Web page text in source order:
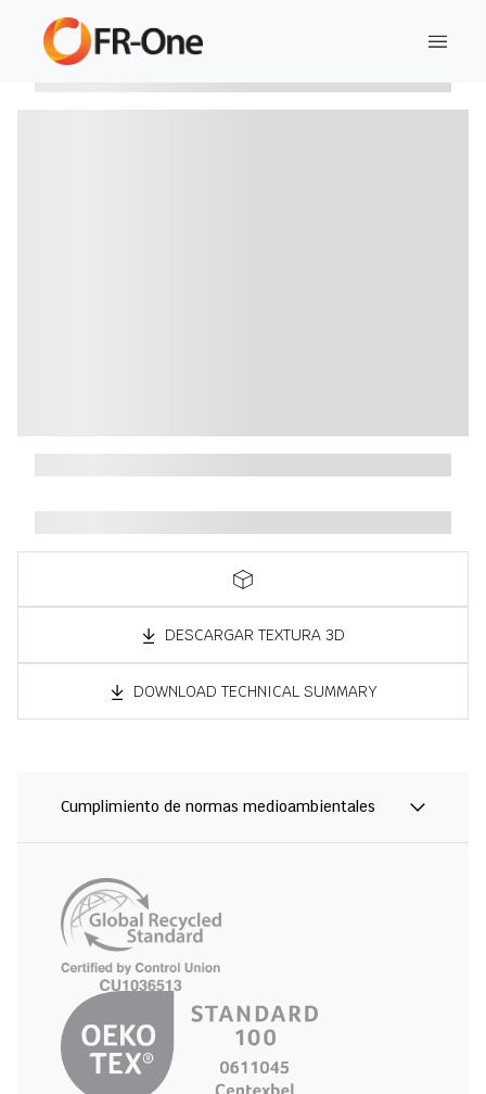
DESCARGAR TEXTURA 3D
DOWNLOAD TECHNICAL SUMMARY
Cumplimiento de normas medioambientales